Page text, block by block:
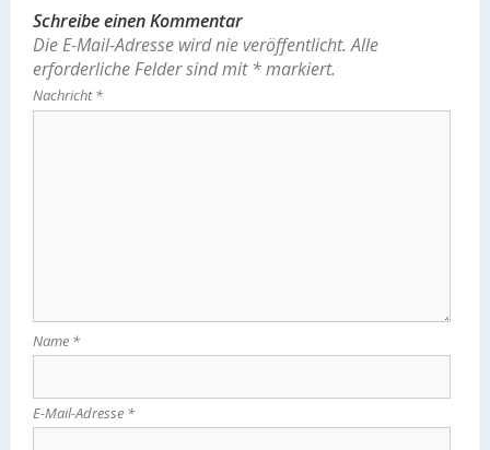
Schreibe einen Kommentar
Die E-Mail-Adresse wird nie veröffentlicht. Alle
erforderliche Felder sind mit *markiert.
Nachricht*
Name *
E-Mail-Adresse *